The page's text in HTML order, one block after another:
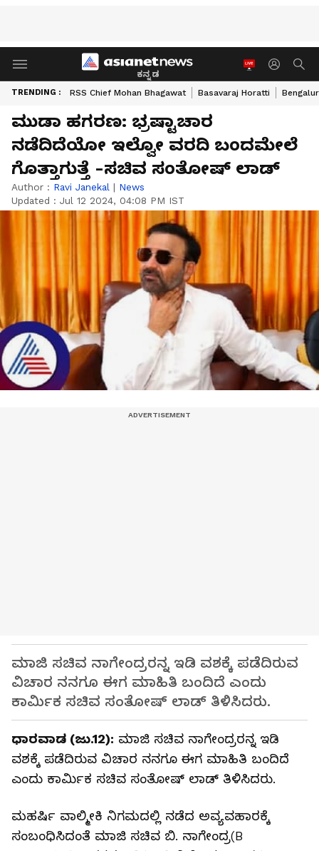
ಕನ್ನಡ
TRENDING : RSS Chief Mohan Bhagawat Basavaraj Horatti
ಮುಡಾ ಹಗರಣ: ಭ್ರಷ್ಟಾಚಾರ
ನಡೆದಿದೆಯೋ ಇಲ್ವೋ ವರದಿ ಬಂದಮೇಲೆ
ಗೊತ್ತಾಗುತ್ತೆ -ಸಚಿವ ಸಂತೋಷ್ ಲಾಡ್
Author : Ravi Janekal | News
Updated : Jul 12 2024, 04:08 PM IST
ಮಾಜಿ ಸಚಿವ ನಾಗೇಂದ್ರರನ್ನ ಇಡಿ ವಶಕ್ಕೆ ಪಡೆದಿರುವ
ವಿಚಾರ ನನಗೂ ಈಗ ಮಾಹಿತಿ ಬಂದಿದೆ ಎಂದು
ಕಾರ್ಮಿಕ ಸಚಿವ ಸಂತೋಷ್ ಲಾಡ್ ತಿಳಿಸಿದರು.
ಧಾರವಾಡ (ಜು.12): ಮಾಜಿ ಸಚಿವ ನಾಗೇಂದ್ರರನ್ನ ಇಡಿ
ವಶಕ್ಕೆ ಪಡೆದಿರುವ ವಿಚಾರ ನನಗೂ ಈಗ ಮಾಹಿತಿ ಬಂದಿದೆ
ಎಂದು ಕಾರ್ಮಿಕ ಸಚಿವ ಸಂತೋಷ್ ಲಾಡ್ ತಿಳಿಸಿದರು.
ಮಹರ್ಷಿ ವಾಲ್ಮೀಕಿ ನಿಗಮದಲ್ಲಿ ನಡೆದ ಅವ್ಯವಹಾರಕ್ಕೆ
ಸಂಬಂಧಿಸಿದಂತೆ ಮಾಜಿ ಸಚಿವ ಬಿ. ನಾಗೇಂದ್ರ(B